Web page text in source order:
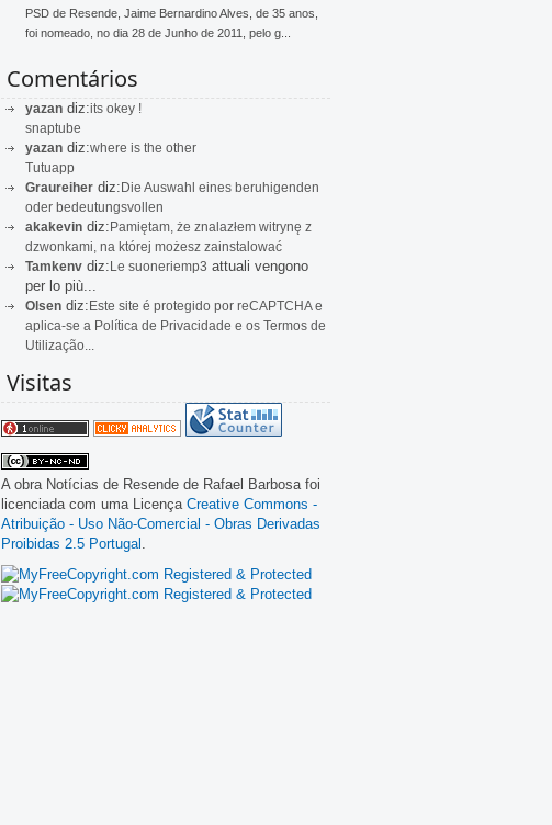
PSD de Resende, Jaime Bernardino Alves, de 35 anos,
foi nomeado, no dia 28 de Junho de 2011, pelo g...
Comentários
yazan diz:its okey !
snaptube
yazan diz:where is the other
Tutuapp
Graureiher diz:Die Auswahl eines beruhigenden
oder bedeutungsvollen
akakevin diz:Pamiętam, że znalazłem witrynę z
dzwonkami, na której możesz zainstalować
Tamkenv diz:Le suoneriemp3 attuali vengono
per lo più...
Olsen diz:Este site é protegido por reCAPTCHA e
aplica-se a Política de Privacidade e os Termos de
Utilização...
Visitas
A obra Notícias de Resende de Rafael Barbosa foi
licenciada com uma Licença Creative Commons -
Atribuição - Uso Não-Comercial - Obras Derivadas
Proibidas 2.5 Portugal